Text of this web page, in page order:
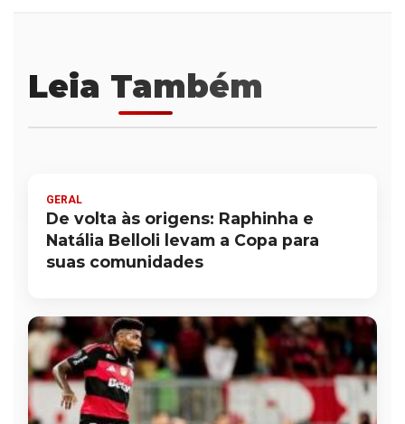
Leia Também
GERAL
De volta às origens: Raphinha e
Natália Belloli levam a Copa para
suas comunidades